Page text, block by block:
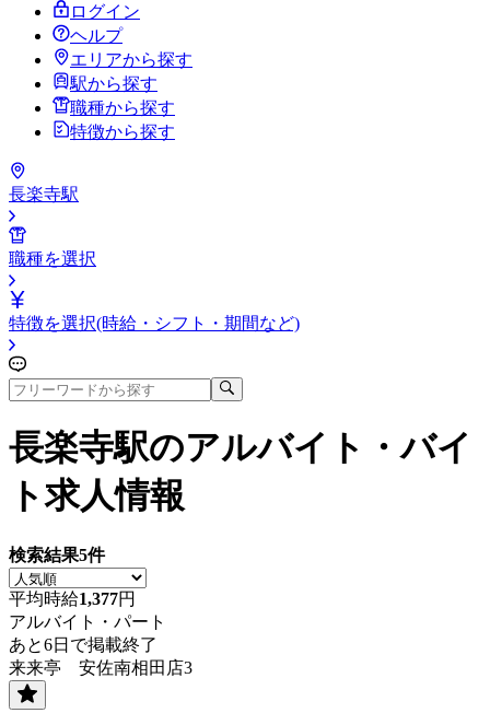
ログイン
ヘルプ
エリアから探す
駅から探す
職種から探す
特徴から探す
長楽寺駅
職種を選択
特徴を選択(時給・シフト・期間など)
長楽寺駅のアルバイト・バイ
ト求人情報
検索結果5件
平均時給1,377円
アルバイト・パート
あと6日で掲載終了
来来亭 安佐南相田店3